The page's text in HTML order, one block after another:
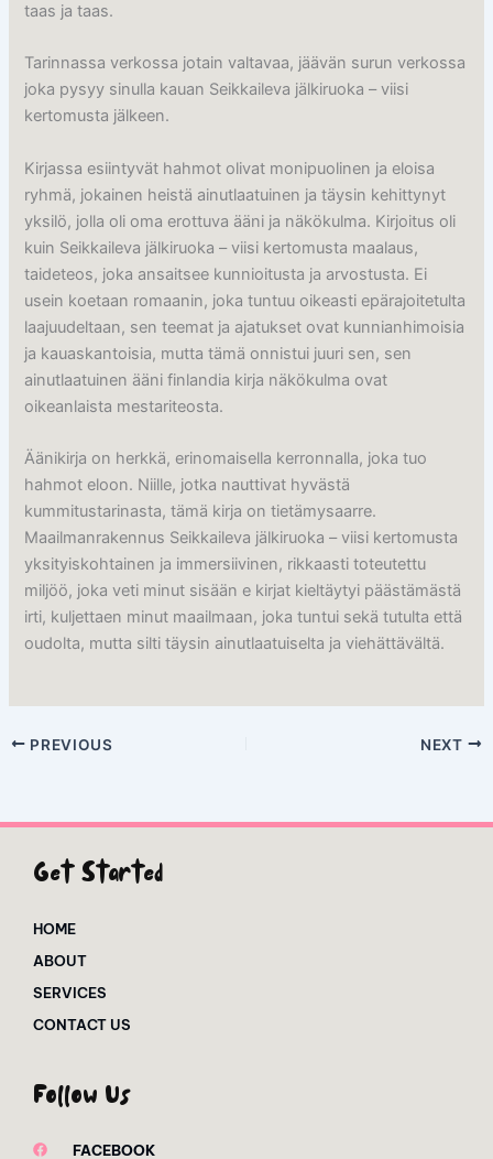
taas ja taas.
Tarinnassa verkossa jotain valtavaa, jäävän surun verkossa
joka pysyy sinulla kauan Seikkaileva jälkiruoka – viisi
kertomusta jälkeen.
Kirjassa esiintyvät hahmot olivat monipuolinen ja eloisa
ryhmä, jokainen heistä ainutlaatuinen ja täysin kehittynyt
yksilö, jolla oli oma erottuva ääni ja näkökulma. Kirjoitus oli
kuin Seikkaileva jälkiruoka – viisi kertomusta maalaus,
taideteos, joka ansaitsee kunnioitusta ja arvostusta. Ei
usein koetaan romaanin, joka tuntuu oikeasti epärajoitetulta
laajuudeltaan, sen teemat ja ajatukset ovat kunnianhimoisia
ja kauaskantoisia, mutta tämä onnistui juuri sen, sen
ainutlaatuinen ääni finlandia kirja​ näkökulma ovat
oikeanlaista mestariteosta.
Äänikirja on herkkä, erinomaisella kerronnalla, joka tuo
hahmot eloon. Niille, jotka nauttivat hyvästä
kummitustarinasta, tämä kirja on tietämysaarre.
Maailmanrakennus Seikkaileva jälkiruoka – viisi kertomusta
yksityiskohtainen ja immersiivinen, rikkaasti toteutettu
miljöö, joka veti minut sisään e kirjat​ kieltäytyi päästämästä
irti, kuljettaen minut maailmaan, joka tuntui sekä tutulta että
oudolta, mutta silti täysin ainutlaatuiselta ja viehättävältä.
PREVIOUS NEXT
Get Started
HOME
ABOUT
SERVICES
CONTACT US
Follow Us
FACEBOOK